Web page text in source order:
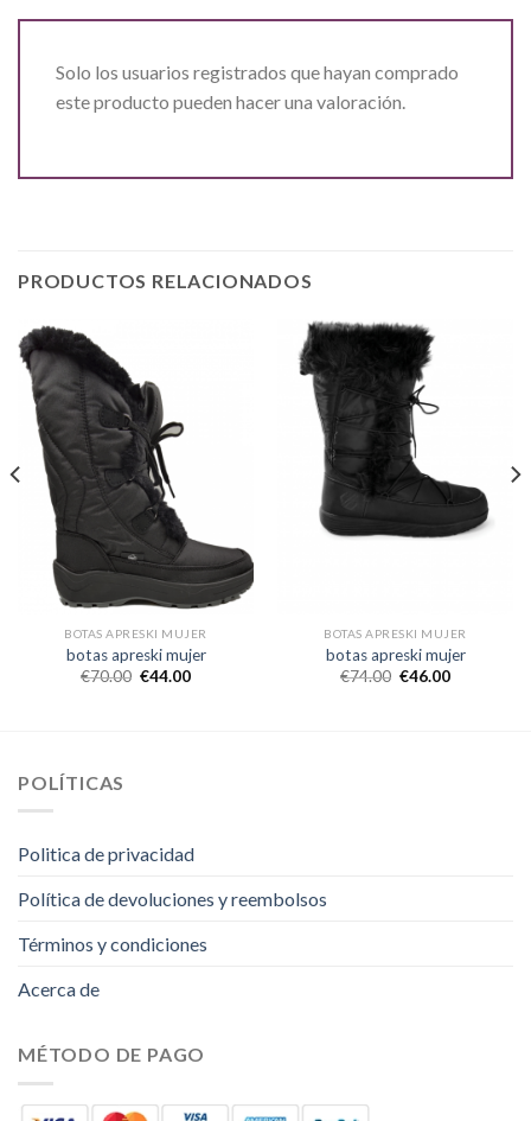
Solo los usuarios registrados que hayan comprado
este producto pueden hacer una valoración.
PRODUCTOS RELACIONADOS
BOTAS APRESKI MUJER
botas apreski mujer
€70.00 €44.00
BOTAS APRESKI MUJER
botas apreski mujer
€74.00 €46.00
POLÍTICAS
Politica de privacidad
Política de devoluciones y reembolsos
Términos y condiciones
Acerca de
MÉTODO DE PAGO